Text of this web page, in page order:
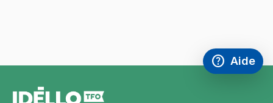
help
Accéder à
Aide
,Ce lien